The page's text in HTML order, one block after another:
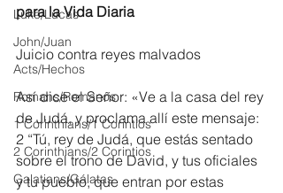
Luke/Lucas
John/Juan
Acts/Hechos
Romans/Romanos
1 Corinthians/1 Corintios
2 Corinthians/2 Corintios
Galatians/Gálatas
para la Vida Diaria
Juicio contra reyes malvados
Así dice el Señor: «Ve a la casa del rey
de Judá, y proclama allí este mensaje:
2 “Tú, rey de Judá, que estás sentado
sobre el trono de David, y tus oficiales
y tu pueblo, que entran por estas